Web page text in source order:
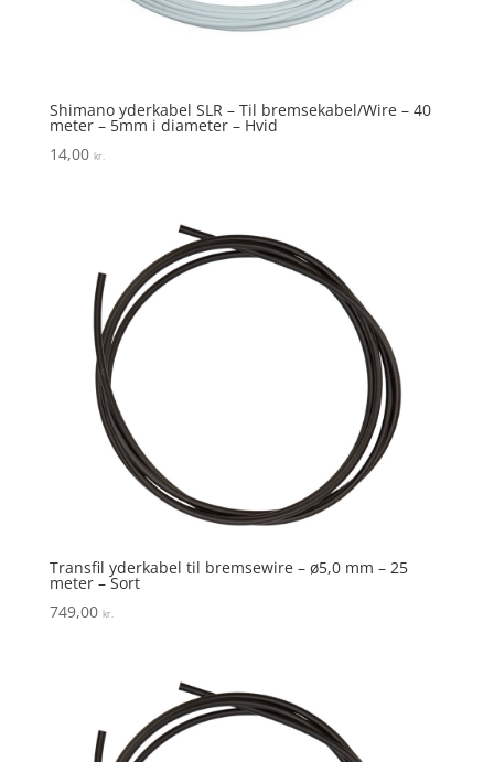
Shimano yderkabel SLR – Til bremsekabel/Wire – 40
meter – 5mm i diameter – Hvid
14,00 kr.
Transfil yderkabel til bremsewire – ø5,0 mm – 25
meter – Sort
749,00 kr.